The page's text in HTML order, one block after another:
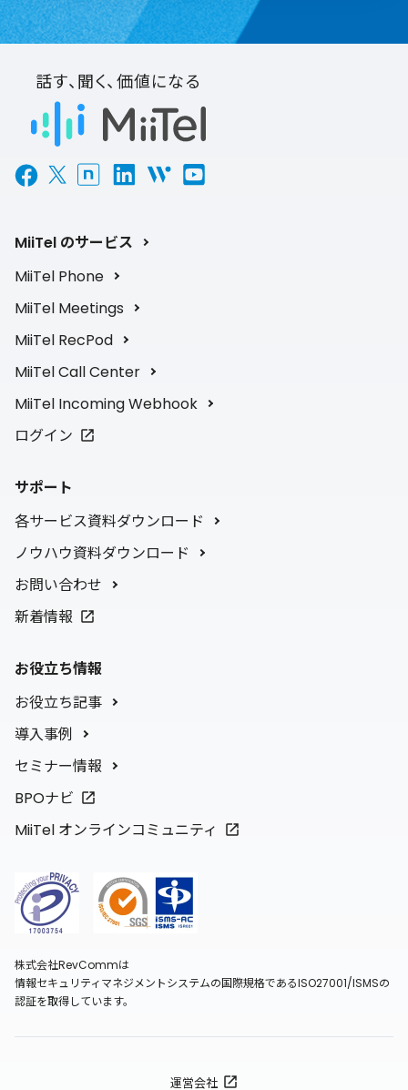
話す、聞く、価値になる
MiiTel のサービス
MiiTel Phone
MiiTel Meetings
MiiTel RecPod
MiiTel Call Center
MiiTel Incoming Webhook
ログイン
サポート
各サービス資料ダウンロード
ノウハウ資料ダウンロード
お問い合わせ
新着情報
お役立ち情報
お役立ち記事
導入事例
セミナー情報
BPOナビ
MiiTel オンラインコミュニティ
株式会社RevCommは
情報セキュリティマネジメントシステムの国際規格であるISO27001/ISMSの
認証を取得しています。
運営会社